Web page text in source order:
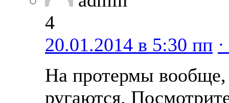
4
20.01.2014 в 5:30 пп
На протермы вообще,
ругаются.